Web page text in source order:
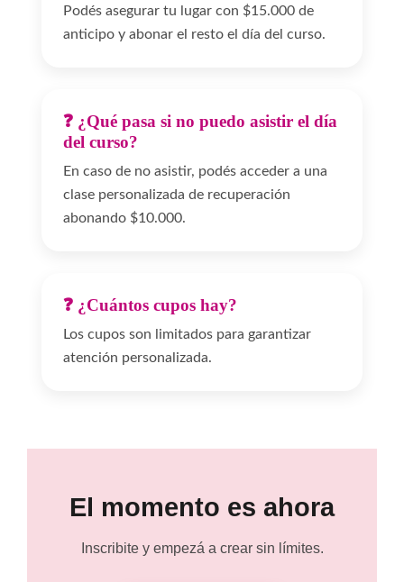
Podés asegurar tu lugar con $15.000 de
anticipo y abonar el resto el día del curso.
❓ ¿Qué pasa si no puedo asistir el día
del curso?
En caso de no asistir, podés acceder a una
clase personalizada de recuperación
abonando $10.000.
❓ ¿Cuántos cupos hay?
Los cupos son limitados para garantizar
atención personalizada.
El momento es ahora
Inscribite y empezá a crear sin límites.